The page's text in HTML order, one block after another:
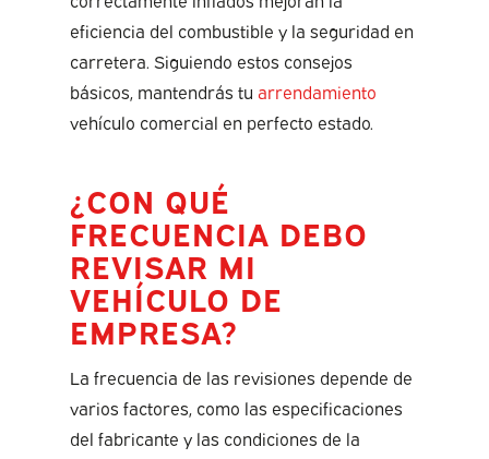
eficiencia del combustible y la seguridad en
carretera. Siguiendo estos consejos
básicos, mantendrás tu arrendamiento
vehículo comercial en perfecto estado.
¿CON QUÉ
FRECUENCIA DEBO
REVISAR MI
VEHÍCULO DE
EMPRESA?
La frecuencia de las revisiones depende de
varios factores, como las especificaciones
del fabricante y las condiciones de la